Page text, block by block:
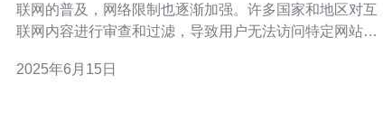
联网的普及，网络限制也逐渐加强。许多国家和地区对互
联网内容进行审查和过滤，导致用户无法访问特定网站或
制、畅享自由上网的有效方式之一。本文将介绍新加坡翻
2025年6月15日